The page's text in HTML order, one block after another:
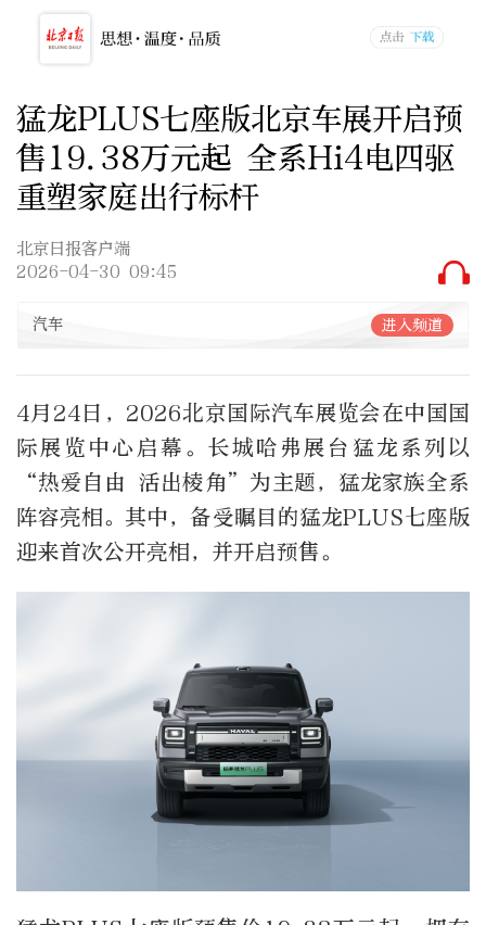
猛龙PLUS七座版北京车展开启预
售19.38万元起 全系Hi4电四驱
重塑家庭出行标杆
北京日报客户端
2026-04-30 09:45
汽车 进入频道
4月24日，2026北京国际汽车展览会在中国国
际展览中心启幕。长城哈弗展台猛龙系列以
“热爱自由 活出棱角”为主题，猛龙家族全系
阵容亮相。其中，备受瞩目的猛龙PLUS七座版
迎来首次公开亮相，并开启预售。